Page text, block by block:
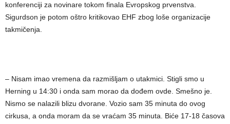
konferenciji za novinare tokom finala Evropskog prvenstva.
Sigurdson je potom oštro kritikovao EHF zbog loše organizacije
takmičenja.
– Nisam imao vremena da razmišljam o utakmici. Stigli smo u
Herning u 14:30 i onda sam morao da dođem ovde. Smešno je.
Nismo se nalazili blizu dvorane. Vozio sam 35 minuta do ovog
cirkusa, a onda moram da se vraćam 35 minuta. Biće 17-18 časova